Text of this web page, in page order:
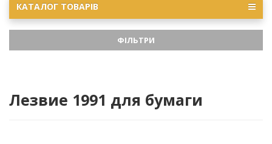
КАТАЛОГ ТОВАРІВ
ФІЛЬТРИ
Лезвие 1991 для бумаги